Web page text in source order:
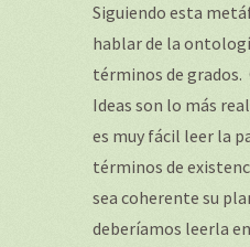
Siguiendo esta
hablar de la
términos de grados.
Ideas son lo más
es muy fácil leer la
términos de
sea coherente su
deberíamos leerla